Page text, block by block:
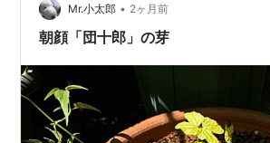
Mr.小太郎 • 2ヶ月前
朝顔「団十郎」の芽